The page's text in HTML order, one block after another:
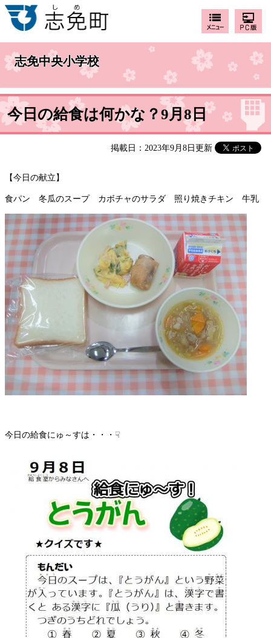
志免中央小学校
今日の給食は何かな？9月8日
掲載日：2023年9月8日更新
【今日の献立】
食パン 冬瓜のスープ カボチャのサラダ 照り焼きチキン 牛乳
今日の給食にゅ～すは・・・☟